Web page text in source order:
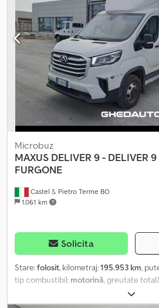
Castel S. Pietro Terme BO
1.061 km
Microbuz
MAXUS DELIVER 9 - DELIVER 9
FURGONE
Solicita
Stare:folosit, kilometraj:195.953 km,
tip combustibil: motorină, greutate
, prima
Pentru informații Crjdpjy Idrmjfx Abbef